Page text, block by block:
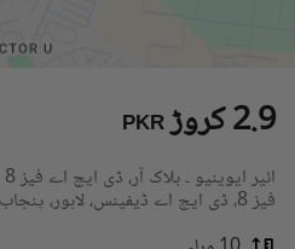
PKR 2.9 کروڑ
فیز 8، ڈی ایچ اے ڈیفینس، لاہور، پنجاب